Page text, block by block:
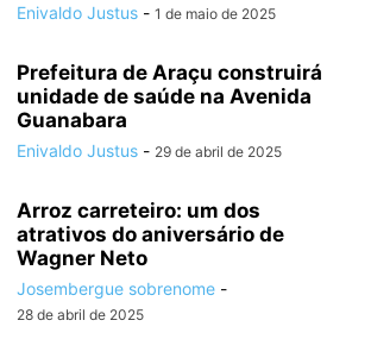
Enivaldo Justus - 1 de maio de 2025
Prefeitura de Araçu construirá
unidade de saúde na Avenida
Guanabara
Enivaldo Justus - 29 de abril de 2025
Arroz carreteiro: um dos
atrativos do aniversário de
Wagner Neto
Josembergue sobrenome -
28 de abril de 2025